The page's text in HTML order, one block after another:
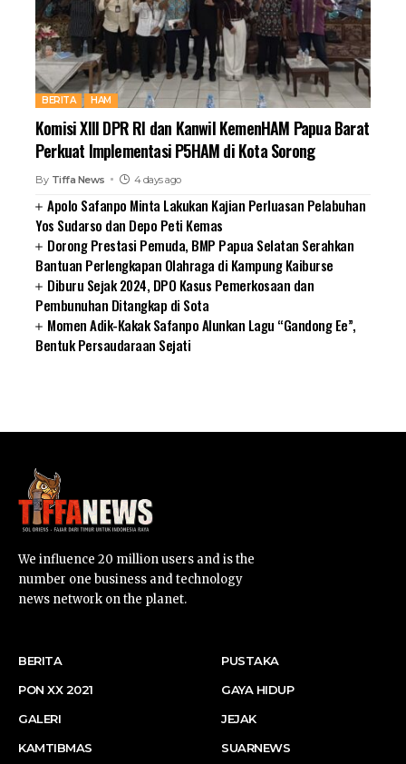
BERITA HAM
Komisi XIII DPR RI dan Kanwil KemenHAM Papua Barat
Perkuat Implementasi P5HAM di Kota Sorong
By Tiffa News 4 days ago
Apolo Safanpo Minta Lakukan Kajian Perluasan Pelabuhan
Yos Sudarso dan Depo Peti Kemas
Dorong Prestasi Pemuda, BMP Papua Selatan Serahkan
Bantuan Perlengkapan Olahraga di Kampung Kaiburse
Diburu Sejak 2024, DPO Kasus Pemerkosaan dan
Pembunuhan Ditangkap di Sota
Momen Adik-Kakak Safanpo Alunkan Lagu “Gandong Ee”,
Bentuk Persaudaraan Sejati
We influence 20 million users and is the
number one business and technology
news network on the planet.
BERITA
PON XX 2021
GALERI
KAMTIBMAS
PUSTAKA
GAYA HIDUP
JEJAK
SUARNEWS